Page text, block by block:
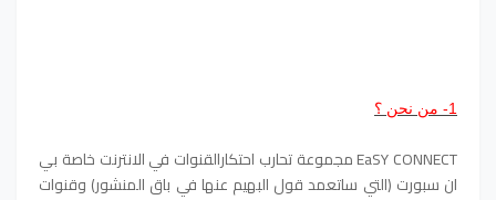
1- من نحن ؟
EaSY CONNECT مجموعة تحارب احتكارالقنوات في الانترنت خاصة بي
ان سبورت (التي ساتعمد قول البهيم عنها في باق المنشور) وقنوات